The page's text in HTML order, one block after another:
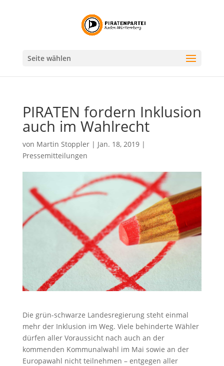
Seite wählen
PIRATEN fordern Inklusion
auch im Wahlrecht
von Martin Stoppler| Jan. 18, 2019|
Pressemitteilungen
Die grün-schwarze Landesregierung steht einmal
mehr der Inklusion im Weg. Viele behinderte Wähler
dürfen aller Voraussicht nach auch an der
kommenden Kommunalwahl im Mai sowie an der
Europawahl nicht teilnehmen – entgegen aller